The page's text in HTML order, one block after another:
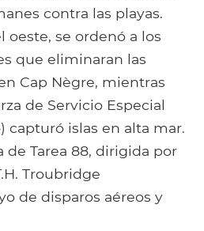
contra las playas.
oeste, se ordenó a los
que eliminaran las
Cap Nègre, mientras
de Servicio Especial
capturó islas en alta mar.
de Tarea 88, dirigida por
Troubridge
de disparos aéreos y